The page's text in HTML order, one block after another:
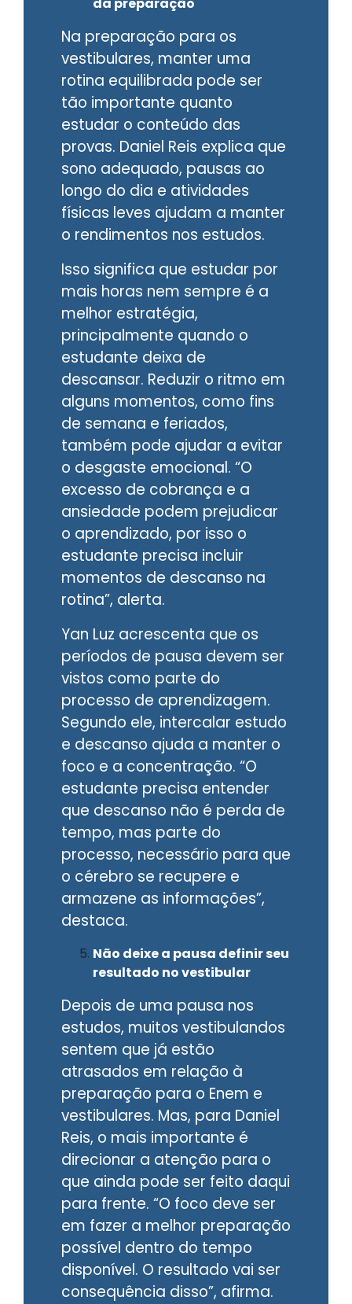
da preparação
Na preparação para os
vestibulares, manter uma
rotina equilibrada pode ser
tão importante quanto
estudar o conteúdo das
provas. Daniel Reis explica que
sono adequado, pausas ao
longo do dia e atividades
físicas leves ajudam a manter
o rendimentos nos estudos.
Isso significa que estudar por
mais horas nem sempre é a
melhor estratégia,
principalmente quando o
estudante deixa de
descansar. Reduzir o ritmo em
alguns momentos, como fins
de semana e feriados,
também pode ajudar a evitar
o desgaste emocional. “O
excesso de cobrança e a
ansiedade podem prejudicar
o aprendizado, por isso o
estudante precisa incluir
momentos de descanso na
rotina”, alerta.
Yan Luz acrescenta que os
períodos de pausa devem ser
vistos como parte do
processo de aprendizagem.
Segundo ele, intercalar estudo
e descanso ajuda a manter o
foco e a concentração. “O
estudante precisa entender
que descanso não é perda de
tempo, mas parte do
processo, necessário para que
o cérebro se recupere e
armazene as informações”,
destaca.
Não deixe a pausa definir seu
resultado no vestibular
Depois de uma pausa nos
estudos, muitos vestibulandos
sentem que já estão
atrasados em relação à
preparação para o Enem e
vestibulares. Mas, para Daniel
Reis, o mais importante é
direcionar a atenção para o
que ainda pode ser feito daqui
para frente. “O foco deve ser
em fazer a melhor preparação
possível dentro do tempo
disponível. O resultado vai ser
consequência disso”, afirma.